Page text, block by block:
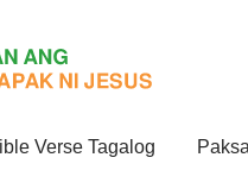
Verse Tagalog